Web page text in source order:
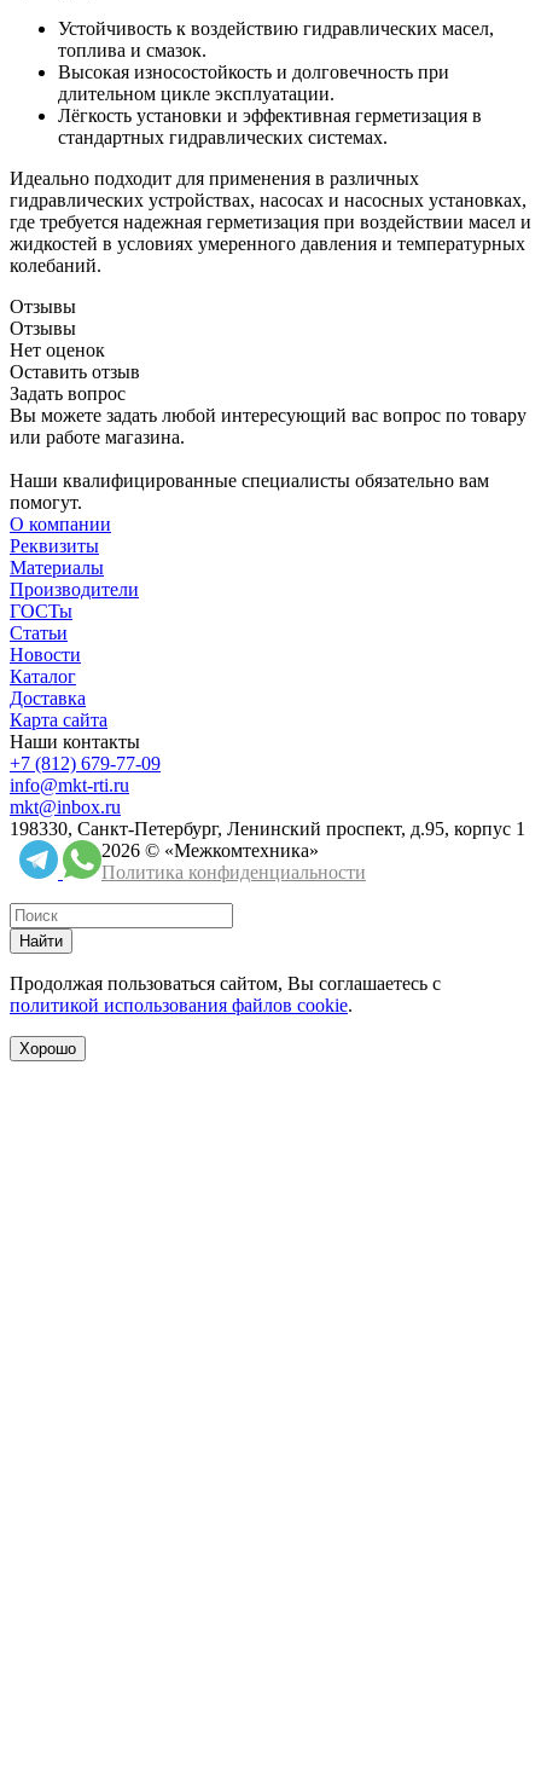
Устойчивость к воздействию гидравлических масел,
топлива и смазок.
Высокая износостойкость и долговечность при
длительном цикле эксплуатации.
Лёгкость установки и эффективная герметизация в
стандартных гидравлических системах.
Идеально подходит для применения в различных
гидравлических устройствах, насосах и насосных установках,
где требуется надежная герметизация при воздействии масел и
жидкостей в условиях умеренного давления и температурных
колебаний.
Отзывы
Отзывы
Нет оценок
Оставить отзыв
Задать вопрос
Вы можете задать любой интересующий вас вопрос по товару
или работе магазина.
Наши квалифицированные специалисты обязательно вам
помогут.
О компании
Реквизиты
Материалы
Производители
ГОСТы
Статьи
Новости
Каталог
Доставка
Карта сайта
Наши контакты
+7 (812) 679-77-09
info@mkt-rti.ru
mkt@inbox.ru
198330, Санкт-Петербург, Ленинский проспект, д.95, корпус 1
2026 © «Межкомтехника»
Политика конфиденциальности
Найти
Продолжая пользоваться сайтом, Вы соглашаетесь с
политикой использования файлов cookie.
Хорошо